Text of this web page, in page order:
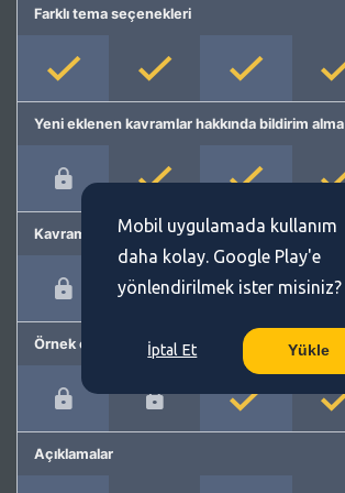
Farklı tema seçenekleri
Yeni eklenen kavramlar hakkında bildirim alma
Kavram önerme
Örnek cümleler
Açıklamalar
Mobil uygulamada kullanım
daha kolay. Google Play'e
yönlendirilmek ister misiniz?
İptal Et Yükle